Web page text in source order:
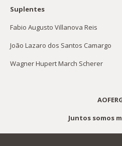
Suplentes
Fabio Augusto Villanova Reis
João Lazaro dos Santos Camargo
Wagner Hupert March Scherer
Juntos somos